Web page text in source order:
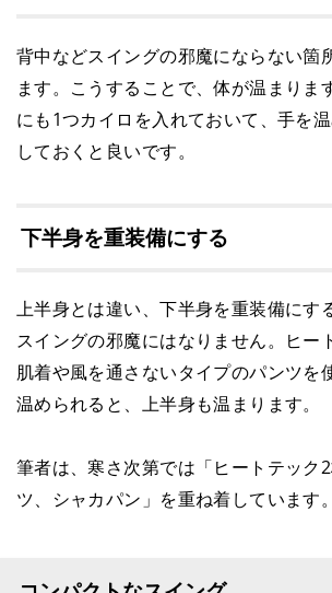
背中などスイングの邪魔にならない箇
ます。こうすることで、体が温まりま
にも1つカイロを入れておいて、手を
しておくと良いです。
下半身を重装備にする
上半身とは違い、下半身を重装備にす
スイングの邪魔にはなりません。ヒー
肌着や風を通さないタイプのパンツを
温められると、上半身も温まります。
筆者は、寒さ次第では「ヒートテック
ツ、シャカパン」を重ね着しています。